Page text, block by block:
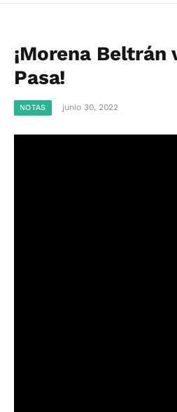
¡Morena Beltrán
Pasa!
NOTAS junio 30, 2022